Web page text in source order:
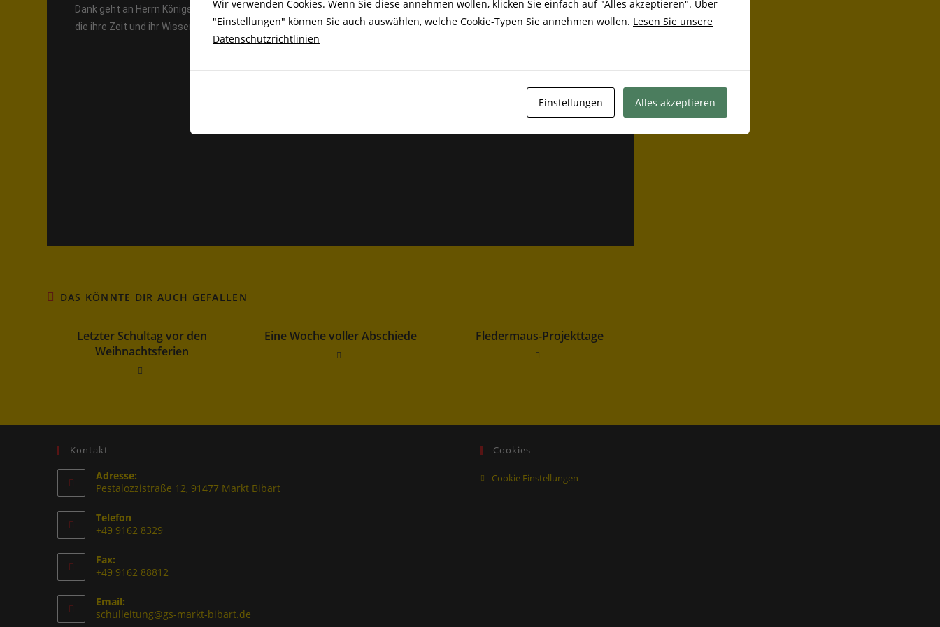
Dank geht an Herrn Königstein, der freundlicherweise den LKW für das Training organisiert hat, sowie an die Polizisten,
die ihre Zeit und ihr Wissen den Kindern zur Verfügung gestellt haben.
DAS KÖNNTE DIR AUCH GEFALLEN
Letzter Schultag vor den
Weihnachtsferien
Eine Woche voller Abschiede Fledermaus-Projekttage
Kontakt
Adresse:
Pestalozzistraße 12, 91477 Markt Bibart
Telefon
+49 9162 8329
Fax:
+49 9162 88812
Email:
schulleitung@gs-markt-bibart.de
Cookies
Cookie Einstellungen
Wir verwenden Cookies. Wenn Sie diese annehmen wollen, klicken Sie einfach auf "Alles akzeptieren". Über
"Einstellungen" können Sie auch auswählen, welche Cookie-Typen Sie annehmen wollen. Lesen Sie unsere
Datenschutzrichtlinien
Einstellungen Alles akzeptieren